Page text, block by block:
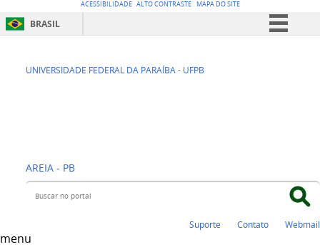
ACESSIBILIDADE ALTO CONTRASTE MAPA DO SITE
BRASIL
Comunica BR
UNIVERSIDADE FEDERAL DA PARAÍBA - UFPB
CCA - CENTRO DE
AREIA - PB
Buscar no portal
Suporte Contato Webmail
menu